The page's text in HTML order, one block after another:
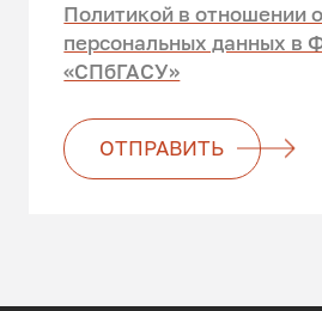
ОТПРАВИТЬ
Политикой в отношении
персональных данных в
«СПбГАСУ»